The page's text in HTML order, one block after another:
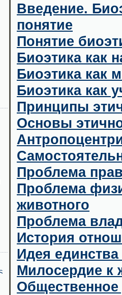
Введение.
понятие
Понятие
Биоэтика как
Биоэтика как
Биоэтика как
Пpинципы
Основы
Проблема
Проблема
животного
Проблема
Истоpия
Идея
Милосердие к